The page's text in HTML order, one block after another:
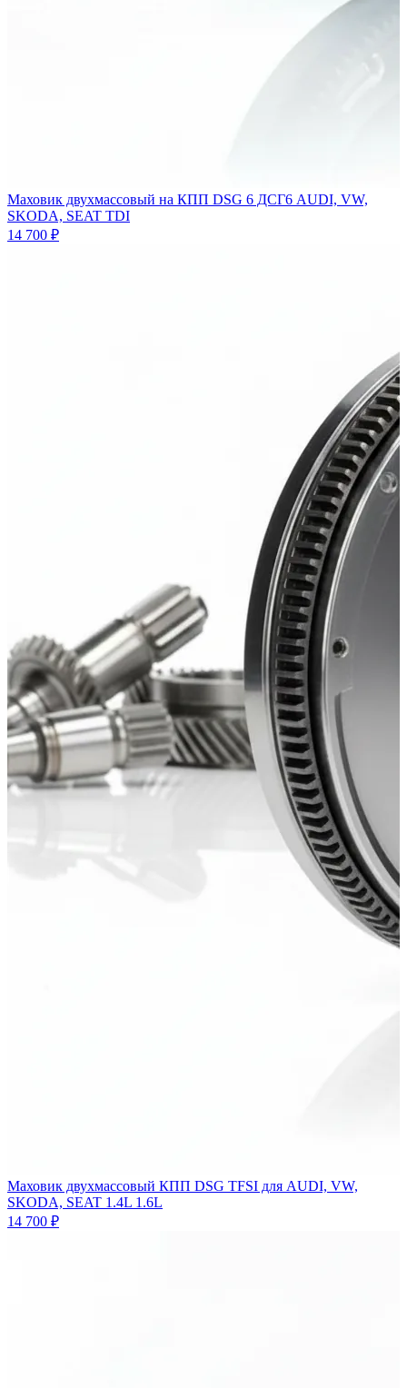
Маховик двухмассовый на КПП DSG 6 ДСГ6 AUDI, VW,
SKODA, SEAT TDI
14 700 ₽
Маховик двухмассовый КПП DSG TFSI для AUDI, VW,
SKODA, SEAT 1.4L 1.6L
14 700 ₽